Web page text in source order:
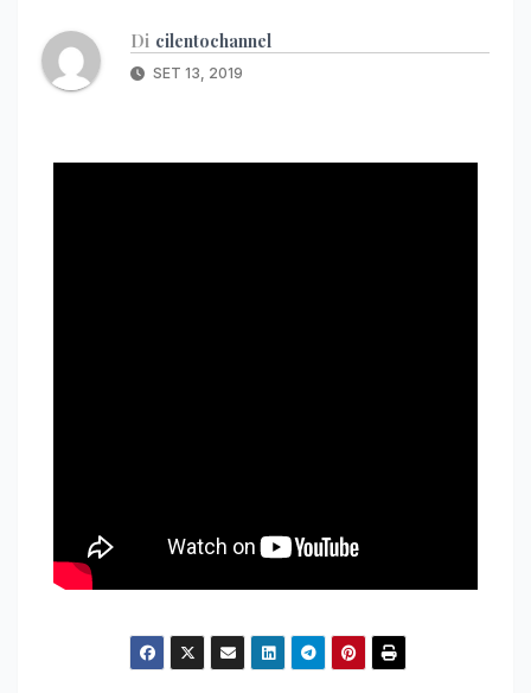
Di cilentochannel
SET 13, 2019